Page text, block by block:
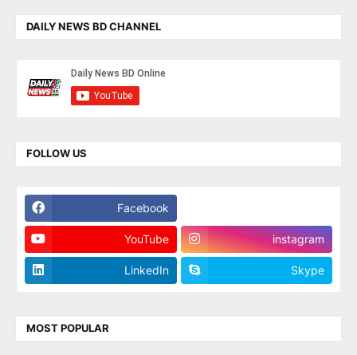
DAILY NEWS BD CHANNEL
FOLLOW US
Facebook
YouTube instagram
LinkedIn Skype
MOST POPULAR